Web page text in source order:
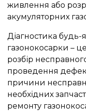
живлення або
акумуляторних
Діагностика
газонокосарки –
розбір
проведення
причини
необхідних
ремонту